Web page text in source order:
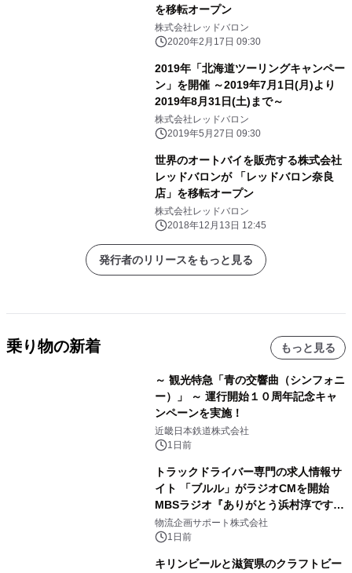
を移転オープン
株式会社レッドバロン
2020年2月17日 09:30
2019年「北海道ツーリングキャンペー
ン」を開催 ～2019年7月1日(月)より
2019年8月31日(土)まで～
株式会社レッドバロン
2019年5月27日 09:30
世界のオートバイを販売する株式会社
レッドバロンが 「レッドバロン奈良
店」を移転オープン
株式会社レッドバロン
2018年12月13日 12:45
発行者のリリースをもっと見る
乗り物の新着 もっと見る
～ 観光特急「青の交響曲（シンフォニ
ー）」 ～ 運行開始１０周年記念キャ
ンペーンを実施！
近畿日本鉄道株式会社
1日前
トラックドライバー専門の求人情報サ
イト 「ブルル」がラジオCMを開始
MBSラジオ『ありがとう浜村淳です』
にて8月1日(土)より
物流企画サポート株式会社
1日前
キリンビールと滋賀県のクラフトビー